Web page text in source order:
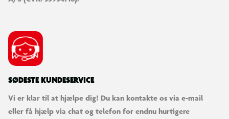
SØDESTE KUNDESERVICE
Vi er klar til at hjælpe dig! Du kan kontakte os via e-mail
eller få hjælp via chat og telefon for endnu hurtigere